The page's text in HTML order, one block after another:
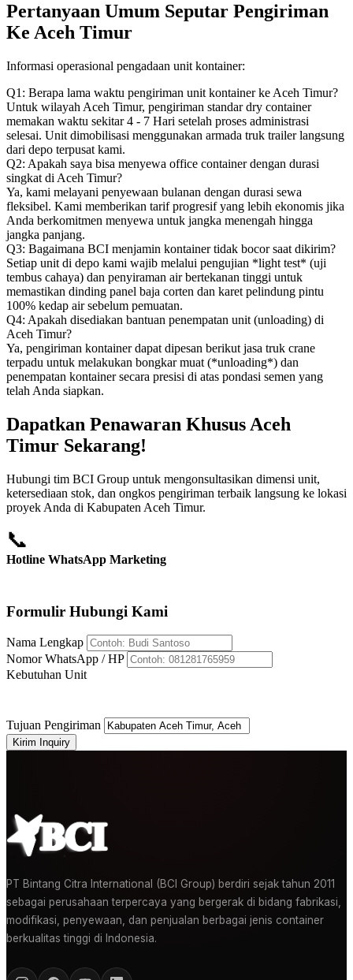
Pertanyaan Umum Seputar Pengiriman
Ke Aceh Timur
Informasi operasional pengadaan unit kontainer:
Q1: Berapa lama waktu pengiriman unit kontainer ke Aceh Timur?
Untuk wilayah Aceh Timur, pengiriman standar dry container
memakan waktu sekitar 4 - 7 Hari setelah proses administrasi
selesai. Unit dimobilisasi menggunakan armada truk trailer langsung
dari depo terpusat kami.
Q2: Apakah saya bisa menyewa office container dengan durasi
singkat di Aceh Timur?
Ya, kami melayani penyewaan bulanan dengan durasi sewa
fleksibel. Kami memberikan tarif progresif yang lebih ekonomis jika
Anda berkomitmen menyewa untuk jangka menengah hingga
jangka panjang.
Q3: Bagaimana BCI menjamin kontainer tidak bocor saat dikirim?
Setiap unit di depo kami wajib melalui pengujian *light test* (uji
tembus cahaya) dan penyiraman air bertekanan tinggi untuk
memastikan dinding panel baja corten dan karet pelindung pintu
100% kedap air sebelum pemuatan.
Q4: Apakah disediakan bantuan penempatan unit (unloading) di
Aceh Timur?
Ya, pengiriman kontainer dapat dipesan berikut jasa truk crane
terpadu untuk melakukan bongkar muat (*unloading*) dan
penempatan kontainer secara presisi di atas pondasi semen yang
telah Anda siapkan.
Dapatkan Penawaran Khusus Aceh
Timur Sekarang!
Hubungi tim BCI Group untuk mengonsultasikan dimensi unit,
ketersediaan stok, dan ongkos pengiriman terbaik langsung ke lokasi
proyek Anda di Kabupaten Aceh Timur.
📞
Hotline WhatsApp Marketing
Formulir Hubungi Kami
Nama Lengkap
Nomor WhatsApp / HP
Kebutuhan Unit
Tujuan Pengiriman
Kirim Inquiry
PT Bintang Citra International (BCI Group) berdiri sejak tahun 2011
sebagai perusahaan terpercaya yang bergerak di bidang fabrikasi,
modifikasi, penyewaan, dan penjualan berbagai jenis container
berkualitas tinggi di Indonesia.